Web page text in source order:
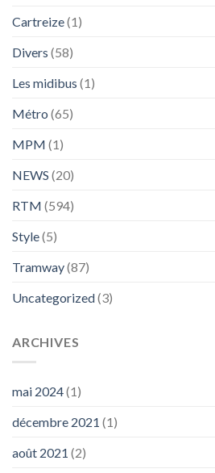
Cartreize(1)
Divers (58)
Les midibus (1)
Métro (65)
MPM (1)
NEWS (20)
RTM (594)
Style(5)
Tramway(87)
Uncategorized(3)
ARCHIVES
mai 2024(1)
décembre 2021 (1)
août 2021 (2)